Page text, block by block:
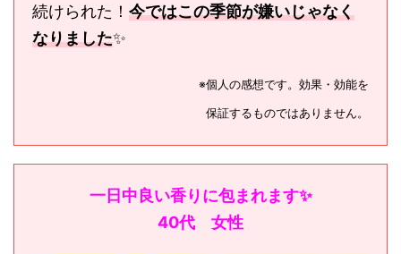
続けられた！ 今ではこの季節が嫌いじゃなく
なりました✨
※個人の感想です。効果・効能を
保証するものではありません。
一日中良い香りに包まれます✨
40代 女性